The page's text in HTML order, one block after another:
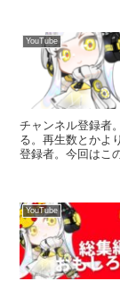
YouTube
チャンネル登録者
る。再生数とかよ
登録者。今回はこ
YouTube